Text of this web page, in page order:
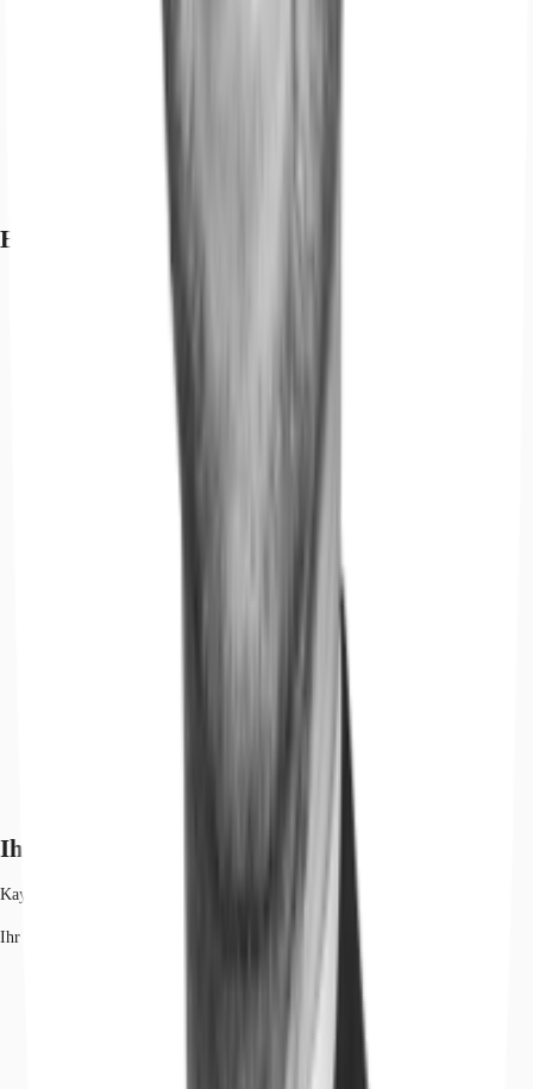
Exposé herunterladen
Ihr Kontakt
Kay Förster
Ihr Kontakt